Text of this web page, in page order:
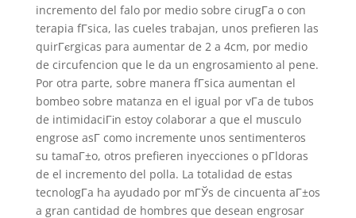
incremento del falo por medio sobre cirugГ­a o con
terapia fГ­sica, las cueles trabajan, unos prefieren las
quirГєrgicas para aumentar de 2 a 4cm, por medio
de circufencion que le da un engrosamiento al pene.
Por otra parte, sobre manera fГ­sica aumentan el
bombeo sobre matanza en el igual por vГ­a de tubos
de intimidaciГіn estoy colaborar a que el musculo
engrose asГ­ como incremente unos sentimenteros
su tamaГ±o, otros prefieren inyecciones o pГ­ldoras
de el incremento del polla. La totalidad de estas
tecnologГ­a ha ayudado por mГЎs de cincuenta aГ±os
a gran cantidad de hombres que desean engrosar